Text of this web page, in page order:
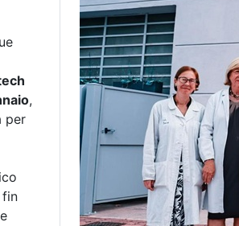
,
per
fin